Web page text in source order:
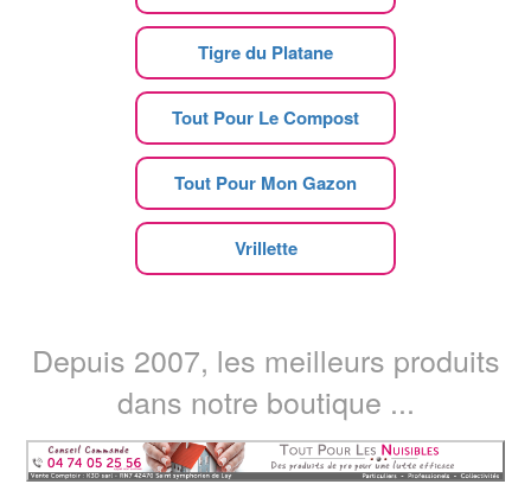
Tigre du Platane
Tout Pour Le Compost
Tout Pour Mon Gazon
Vrillette
Depuis 2007, les meilleurs produits
dans notre boutique ...